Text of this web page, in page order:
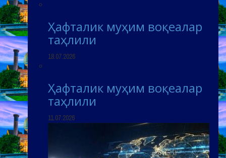
Ҳафталик муҳим воқеалар
таҳлили
18.07.2026
Ҳафталик муҳим воқеалар
таҳлили
11.07.2026